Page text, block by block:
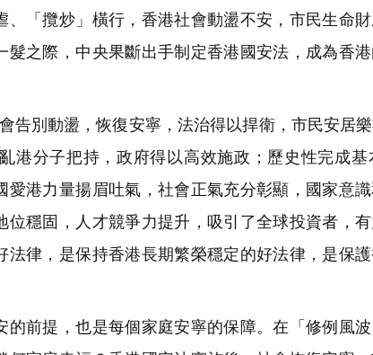
「攬炒」橫行，香港社會動盪不安，市民生命
之際，中央果斷出手制定香港國安法，成為香
別動盪，恢復安寧，法治得以捍衛，市民安居
港分子把持，政府得以高效施政；歷史性完成基
港力量揚眉吐氣，社會正氣充分彰顯，國家意
位穩固，人才競爭力提升，吸引了全球投資者，
律，是保持香港長期繁榮穩定的好法律，是保
前提，也是每個家庭安寧的保障。在「修例風